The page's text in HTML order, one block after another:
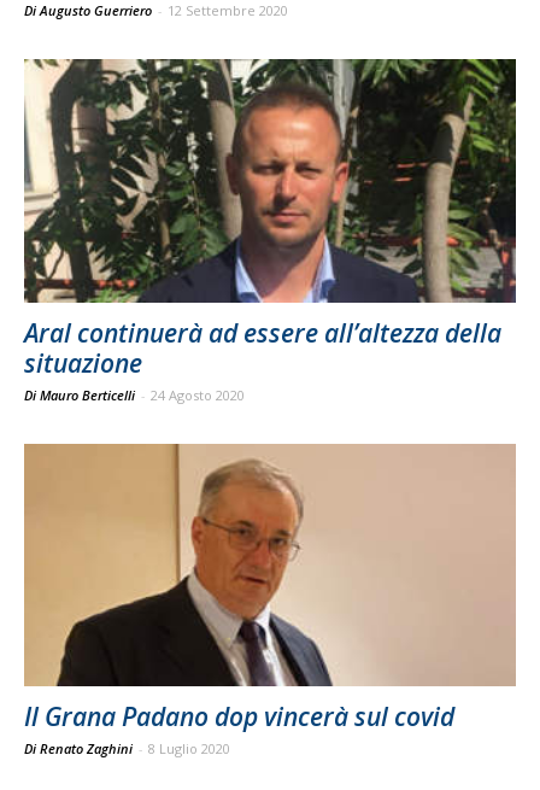
Di Augusto Guerriero - 12 Settembre 2020
Aral continuerà ad essere all’altezza della
situazione
Di Mauro Berticelli - 24 Agosto 2020
Il Grana Padano dop vincerà sul covid
Di Renato Zaghini - 8 Luglio 2020